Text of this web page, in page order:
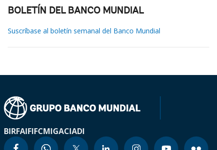
BOLETÍN DEL BANCO MUNDIAL
Suscríbase al boletín semanal del Banco Mundial
BIRFAIFIFCMIGACIADI